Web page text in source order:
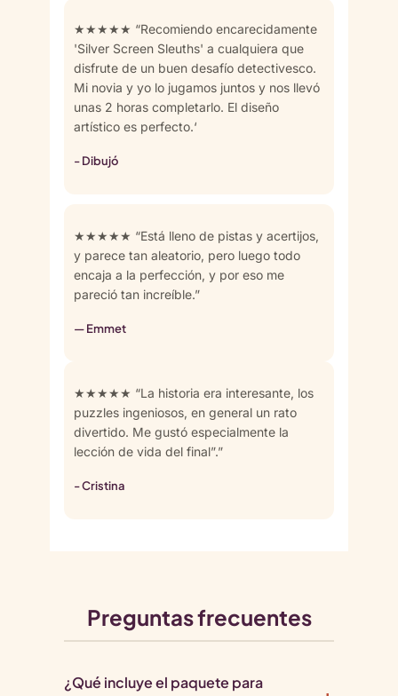
★★★★★ “Recomiendo encarecidamente
'Silver Screen Sleuths' a cualquiera que
disfrute de un buen desafío detectivesco.
Mi novia y yo lo jugamos juntos y nos llevó
unas 2 horas completarlo. El diseño
artístico es perfecto.‘
- Dibujó
★★★★★ “Está lleno de pistas y acertijos,
y parece tan aleatorio, pero luego todo
encaja a la perfección, y por eso me
pareció tan increíble.”
— Emmet
★★★★★ “La historia era interesante, los
puzzles ingeniosos, en general un rato
divertido. Me gustó especialmente la
lección de vida del final”.”
- Cristina
Preguntas frecuentes
¿Qué incluye el paquete para